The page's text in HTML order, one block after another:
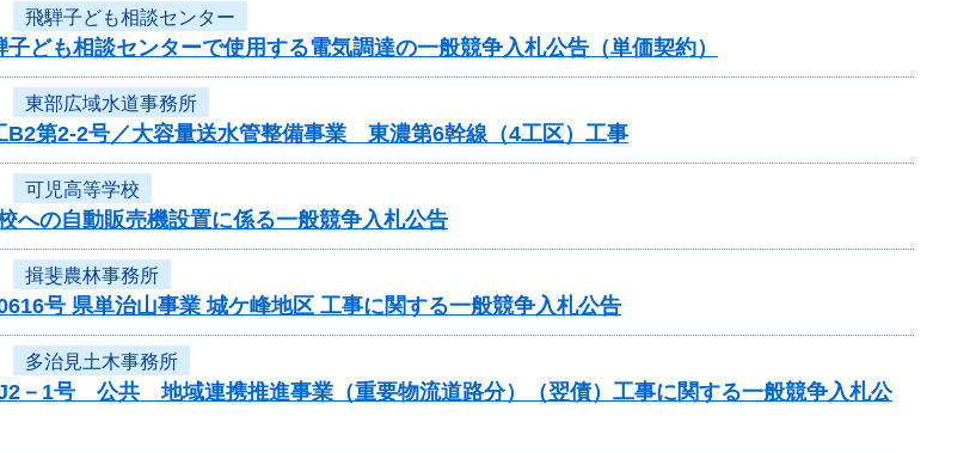
飛騨子ども相談センター
ども相談センターで使用する電気調達の一般競争入札公告（単価契約）
東部広域水道事務所
B2第2-2号／大容量送水管整備事業 東濃第6幹線（4工区）工事
可児高等学校
への自動販売機設置に係る一般競争入札公告
揖斐農林事務所
号 県単治山事業 城ケ峰地区 工事に関する一般競争入札公告
多治見土木事務所
J2－1号 公共 地域連携推進事業（重要物流道路分）（翌債）工事に関する一般競争入札公